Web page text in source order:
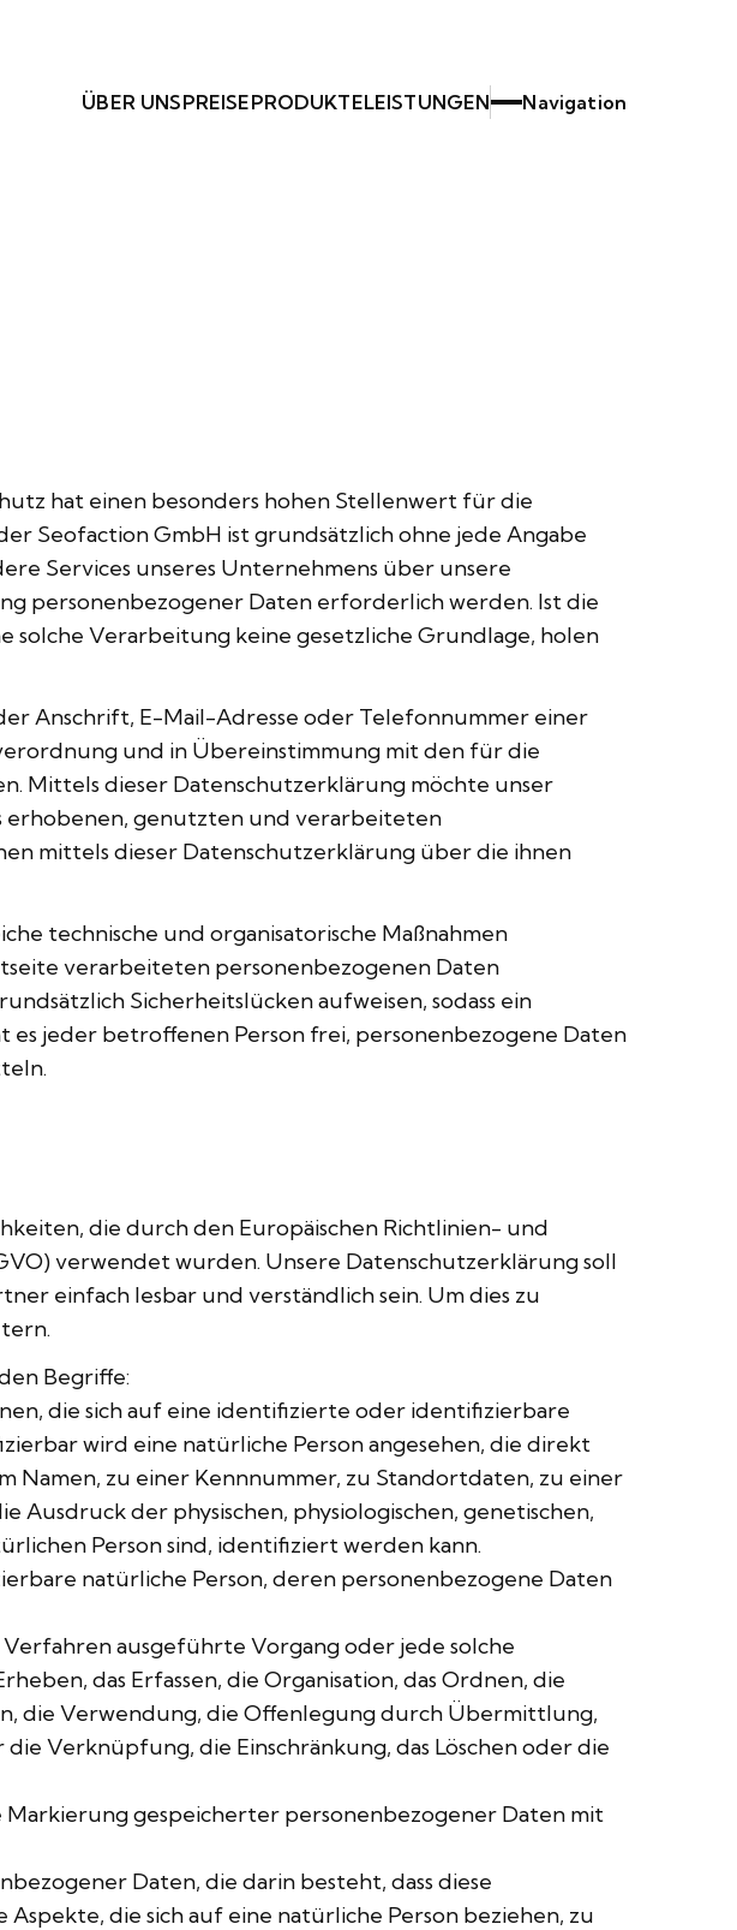
ÜBER UNSPREISEPRODUKTELEISTUNGEN Navigation
Braunschweig
Termin vereinbaren
hat einen besonders hohen Stellenwert für die
Seofaction GmbH ist grundsätzlich ohne jede Angabe
Services unseres Unternehmens über unsere
personenbezogener Daten erforderlich werden. Ist die
Verarbeitung keine gesetzliche Grundlage, holen
Anschrift, E-Mail-Adresse oder Telefonnummer einer
und in Übereinstimmung mit den für die
Mittels dieser Datenschutzerklärung möchte unser
erhobenen, genutzten und verarbeiteten
mittels dieser Datenschutzerklärung über die ihnen
technische und organisatorische Maßnahmen
verarbeiteten personenbezogenen Daten
Sicherheitslücken aufweisen, sodass ein
jeder betroffenen Person frei, personenbezogene Daten
die durch den Europäischen Richtlinien- und
verwendet wurden. Unsere Datenschutzerklärung soll
einfach lesbar und verständlich sein. Um dies zu
Begriffe:
die sich auf eine identifizierte oder identifizierbare
wird eine natürliche Person angesehen, die direkt
zu einer Kennnummer, zu Standortdaten, zu einer
der physischen, physiologischen, genetischen,
Person sind, identifiziert werden kann.
natürliche Person, deren personenbezogene Daten
ausgeführte Vorgang oder jede solche
das Erfassen, die Organisation, das Ordnen, die
die Verwendung, die Offenlegung durch Übermittlung,
Verknüpfung, die Einschränkung, das Löschen oder die
gespeicherter personenbezogener Daten mit
Daten, die darin besteht, dass diese
die sich auf eine natürliche Person beziehen, zu